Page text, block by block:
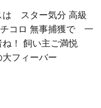
スター気分 高級
コロ 無事捕獲で 一
ね！ 飼い主ご満悦
フィーバー